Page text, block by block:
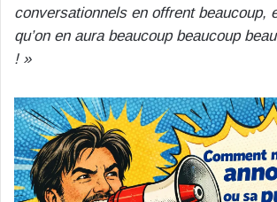
conversationnels en offrent beaucoup,
qu’on en aura beaucoup beaucoup
! »